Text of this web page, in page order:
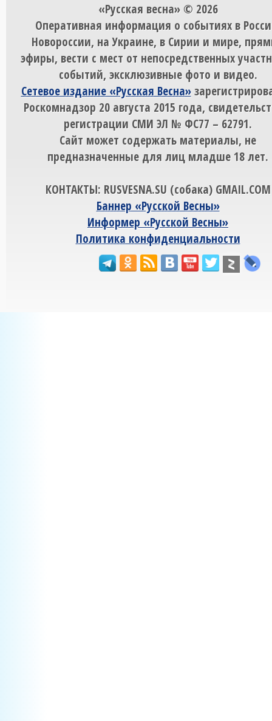
«Русская весна» © 2026
Оперативная информация о событиях в
Новороссии, на Украине, в Сирии и мире,
эфиры, вести с мест от непосредственных
событий, эксклюзивные фото и видео.
Сетевое издание «Русская Весна»
Роскомнадзор 20 августа 2015 года,
регистрации СМИ ЭЛ № ФС77 – 62791.
Сайт может содержать материалы, не
предназначенные для лиц младше 18 лет.
КОНТАКТЫ: RUSVESNA.SU (собака) GMAIL.COM
Баннер «Русской Весны»
Информер «Русской Весны»
Политика конфиденциальности